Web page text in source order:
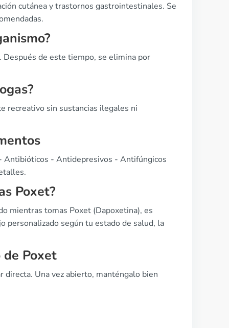
cutánea y trastornos gastrointestinales. Se
de este tiempo, se elimina por
recreativo sin sustancias ilegales ni
Antibióticos - Antidepresivos - Antifúngicos
Poxet?
mientras tomas Poxet (Dapoxetina), es
personalizado según tu estado de salud, la
de Poxet
directa. Una vez abierto, manténgalo bien